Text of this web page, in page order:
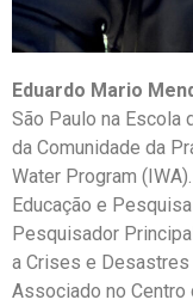
Eduardo Mario
São Paulo na Escola
da Comunidade da
Water Program
Educação e
Pesquisador
a Crises e Desastres
Associado no